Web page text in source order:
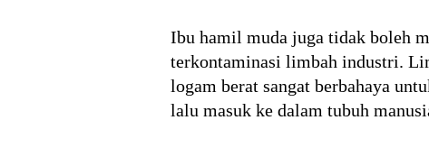
Ibu hamil muda juga tidak boleh
terkontaminasi limbah industri.
logam berat sangat berbahaya
lalu masuk ke dalam tubuh